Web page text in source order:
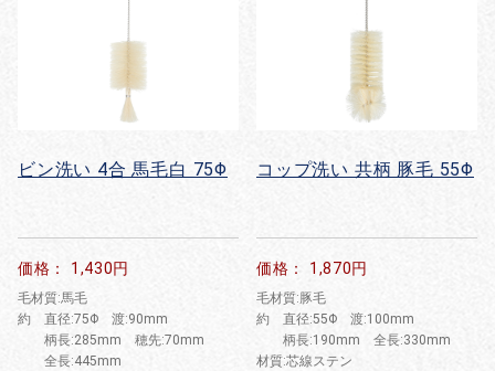
ビン洗い 4合 馬毛白 75Φ
価格： 1,430円
毛材質:馬毛
約 直径:75Φ 渡:90mm
柄長:285mm 穂先:70mm
全長:445mm
コップ洗い 共柄 豚毛 55Φ
価格： 1,870円
毛材質:豚毛
約 直径:55Φ 渡:100mm
柄長:190mm 全長:330mm
材質:芯線ステン